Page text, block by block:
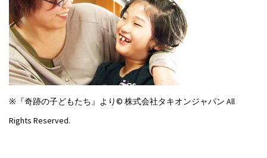
※『奇跡の子どもたち』より© 株式会社タキオンジャパン All
Rights Reserved.